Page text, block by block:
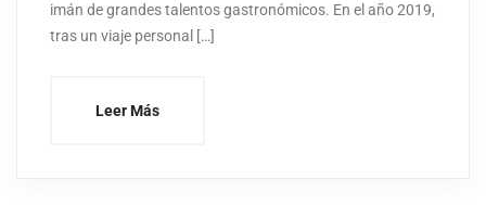
imán de grandes talentos gastronómicos. En el año 2019,
tras un viaje personal […]
Leer Más